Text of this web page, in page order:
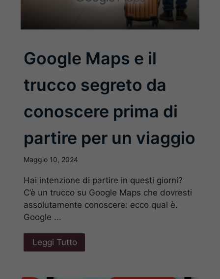
Google Maps e il
trucco segreto da
conoscere prima di
partire per un viaggio
Maggio 10, 2024
Hai intenzione di partire in questi giorni?
C’è un trucco su Google Maps che dovresti
assolutamente conoscere: ecco qual è.
Google ...
Leggi Tutto